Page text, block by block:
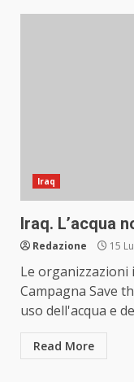
Iraq
Iraq. L’acqua
Redazione 15
Le organizzazioni
Campagna Save
uso dell'acqua e
Read More